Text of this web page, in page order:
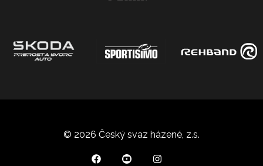
© 2026 Český svaz házené, z.s.